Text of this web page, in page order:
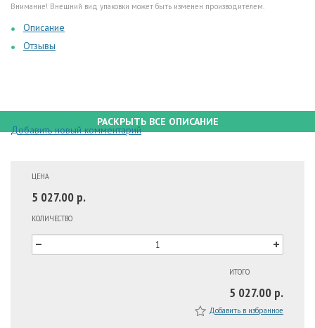
Внимание! Внешний вид упаковки может быть изменен производителем.
Описание
Отзывы
РАСКРЫТЬ ВСЕ ОПИСАНИЕ
Добавить новый комментарий
ЦЕНА
5 027.00 р.
КОЛИЧЕСТВО
ИТОГО
5 027.00 р.
Добавить в избранное